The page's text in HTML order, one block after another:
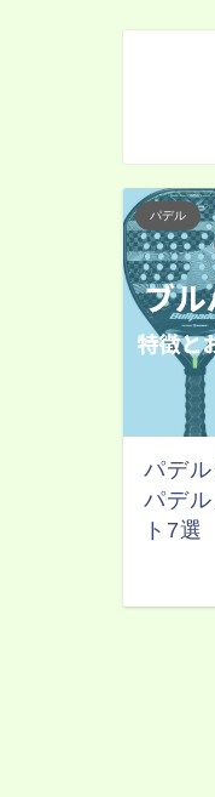
パデル
パデ
パデ
ト7選